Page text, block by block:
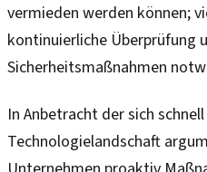
vermieden werden können;
kontinuierliche Überprüfung
Sicherheitsmaßnahmen
In Anbetracht der sich
Technologielandschaft